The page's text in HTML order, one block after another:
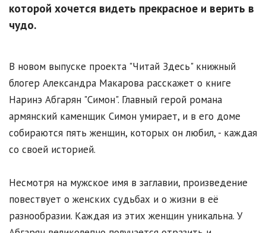
которой хочется видеть прекрасное и верить в
чудо.
В новом выпуске проекта "Читай Здесь" книжный
блогер Александра Макарова расскажет о книге
Наринэ Абгарян "Симон". Главный герой романа
армянский каменщик Симон умирает, и в его доме
собираются пять женщин, которых он любил, - каждая
со своей историей.
Несмотря на мужское имя в заглавии, произведение
повествует о женских судьбах и о жизни в её
разнообразии. Каждая из этих женщин уникальна. У